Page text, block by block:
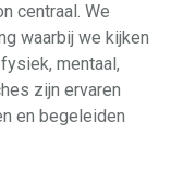
centraal. We
waarbij we kijken
mentaal,
zijn ervaren
en begeleiden